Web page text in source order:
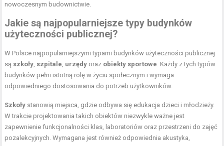
nowoczesnym budownictwie.
Jakie są najpopularniejsze typy budynków
użyteczności publicznej?
W Polsce najpopularniejszymi typami budynków użyteczności publicznej
są szkoły, szpitale, urzędy oraz obiekty sportowe. Każdy z tych typów
budynków pełni istotną rolę w życiu społecznym i wymaga
odpowiedniego dostosowania do potrzeb użytkowników.
Szkoły stanowią miejsca, gdzie odbywa się edukacja dzieci i młodzieży.
W trakcie projektowania takich obiektów niezwykle ważne jest
zapewnienie funkcjonalności klas, laboratoriów oraz przestrzeni do zajęć
pozalekcyjnych. Wymagana jest również odpowiednia akustyka,